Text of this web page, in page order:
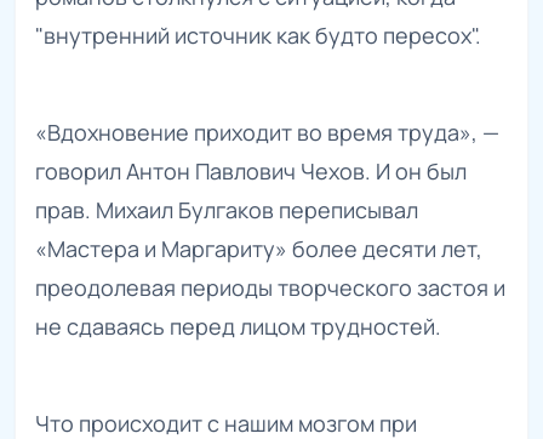
"внутренний источник как будто пересох".
«Вдохновение приходит во время труда», —
говорил Антон Павлович Чехов. И он был
прав. Михаил Булгаков переписывал
«Мастера и Маргариту» более десяти лет,
преодолевая периоды творческого застоя и
не сдаваясь перед лицом трудностей.
Что происходит с нашим мозгом при